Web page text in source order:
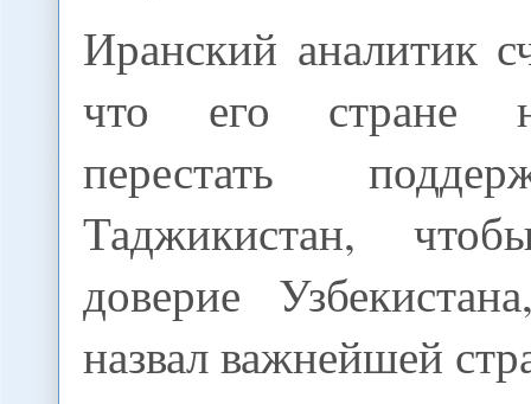
Иранский аналитик
что его стране
перестать
Таджикистан,
доверие
назвал важнейшей